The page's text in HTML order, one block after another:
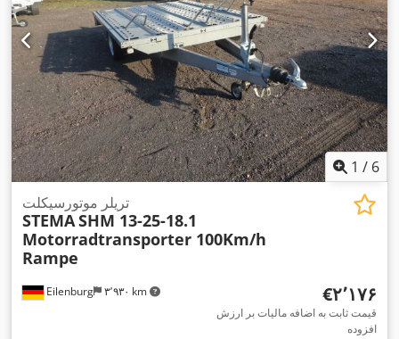
1 / 6
Eilenburg ۳٬۹۳۰ km
تریلر موتورسیکلت
STEMASHM 13-25-18.1
Motorradtransporter 100Km/h
Rampe
‎€۲٬۱۷۶
قیمت ثابت به اضافه مالیات بر ارزش
افزوده